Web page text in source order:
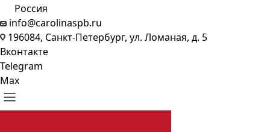
Россия
info@carolinaspb.ru
196084, Санкт-Петербург, ул. Ломаная, д. 5
Вконтакте
Telegram
Max